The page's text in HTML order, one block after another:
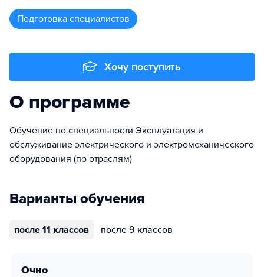
подготовка специалистов
Хочу поступить
О программе
Обучение по специальности Эксплуатация и
обслуживание электрического и электромеханического
оборудования (по отраслям)
Варианты обучения
после 11 классов после 9 классов
очно